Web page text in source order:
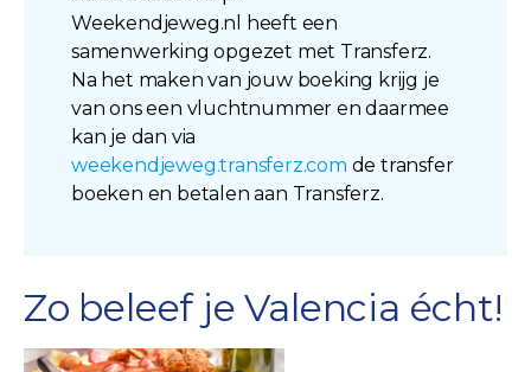
Weekendjeweg.nl heeft een
samenwerking opgezet met Transferz.
Na het maken van jouw boeking krijg je
van ons een vluchtnummer en daarmee
kan je dan via
weekendjeweg.transferz.com de transfer
boeken en betalen aan Transferz.
Zo beleef je Valencia écht!